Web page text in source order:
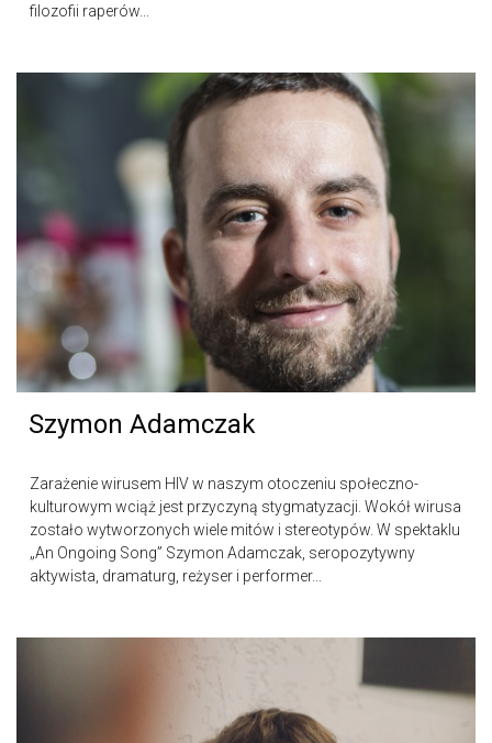
filozofii raperów...
Szymon Adamczak
Zarażenie wirusem HIV w naszym otoczeniu społeczno-
kulturowym wciąż jest przyczyną stygmatyzacji. Wokół wirusa
zostało wytworzonych wiele mitów i stereotypów. W spektaklu
„An Ongoing Song” Szymon Adamczak, seropozytywny
aktywista, dramaturg, reżyser i performer...